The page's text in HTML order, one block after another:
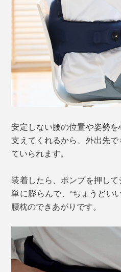
安定しない腰の位置や姿勢
支えてくれるから、外出先
ていられます。
装着したら、ポンプを押し
単に膨らんで、“ちょうどい
腰枕のできあがりです。